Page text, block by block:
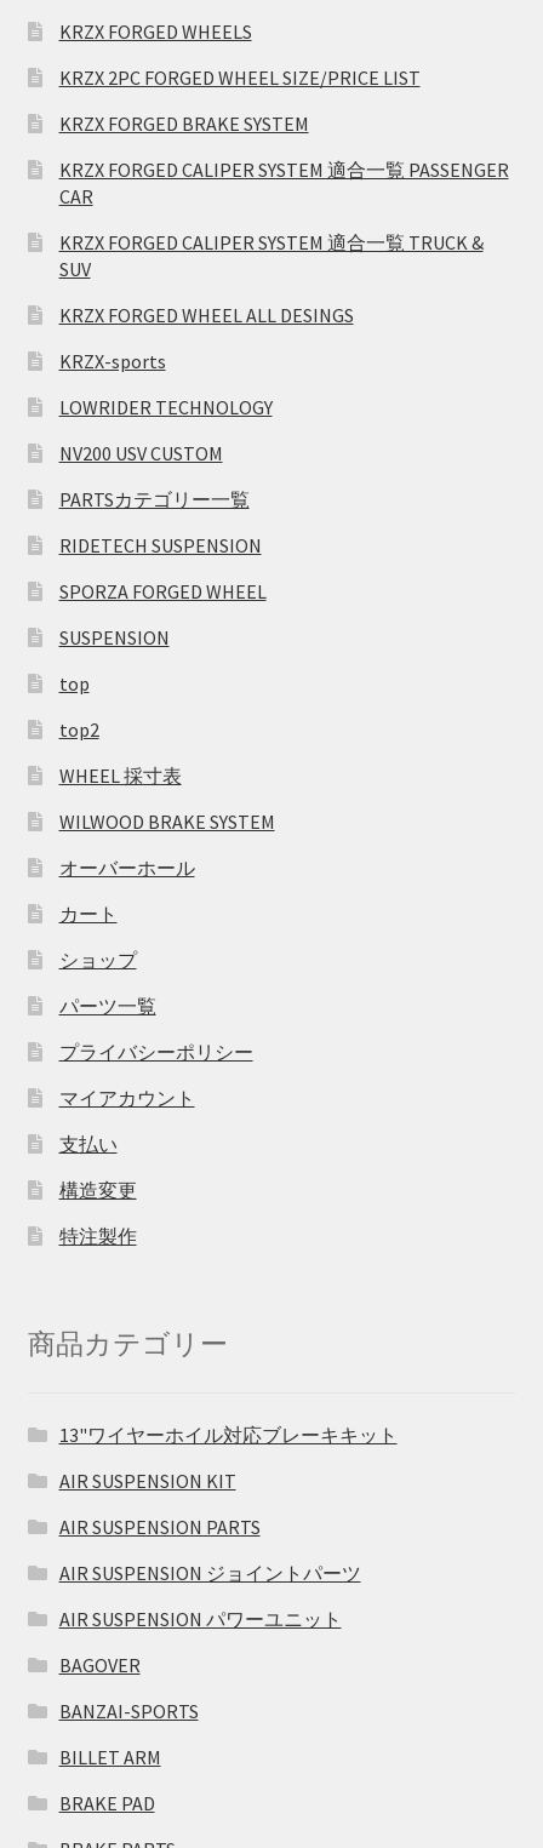
KRZX FORGED WHEELS
KRZX 2PC FORGED WHEEL SIZE/PRICE LIST
KRZX FORGED BRAKE SYSTEM
KRZX FORGED CALIPER SYSTEM 適合一覧 PASSENGER
CAR
KRZX FORGED CALIPER SYSTEM 適合一覧 TRUCK &
SUV
KRZX FORGED WHEEL ALL DESINGS
KRZX-sports
LOWRIDER TECHNOLOGY
NV200 USV CUSTOM
PARTSカテゴリー一覧
RIDETECH SUSPENSION
SPORZA FORGED WHEEL
SUSPENSION
top
top2
WHEEL 採寸表
WILWOOD BRAKE SYSTEM
オーバーホール
カート
ショップ
パーツ一覧
プライバシーポリシー
マイアカウント
支払い
構造変更
特注製作
商品カテゴリー
13"ワイヤーホイル対応ブレーキキット
AIR SUSPENSION KIT
AIR SUSPENSION PARTS
AIR SUSPENSION ジョイントパーツ
AIR SUSPENSION パワーユニット
BAGOVER
BANZAI-SPORTS
BILLET ARM
BRAKE PAD